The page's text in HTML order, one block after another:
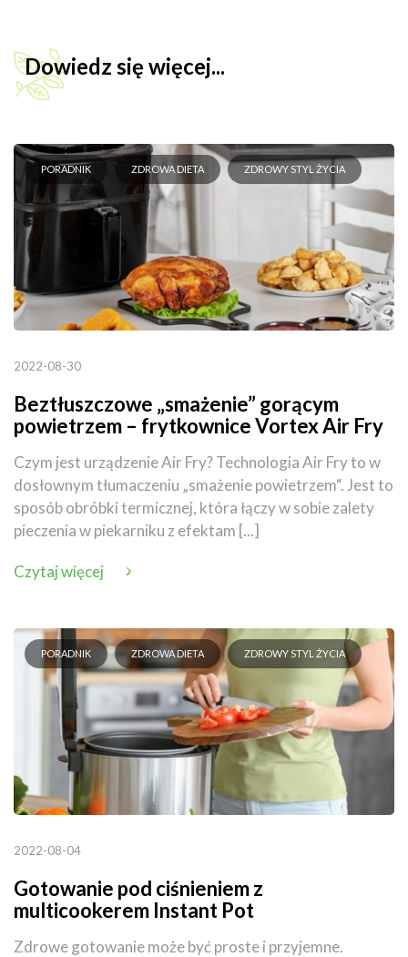
Dowiedz się więcej...
PORADNIK ZDROWA DIETA ZDROWY STYL ŻYCIA
2022-08-30
Beztłuszczowe „smażenie” gorącym
powietrzem – frytkownice Vortex Air Fry
Czym jest urządzenie Air Fry? Technologia Air Fry to w
dosłownym tłumaczeniu „smażenie powietrzem“. Jest to
sposób obróbki termicznej, która łączy w sobie zalety
pieczenia w piekarniku z efektam [...]
Czytaj więcej
PORADNIK ZDROWA DIETA ZDROWY STYL ŻYCIA
2022-08-04
Gotowanie pod ciśnieniem z
multicookerem Instant Pot
Zdrowe gotowanie może być proste i przyjemne.